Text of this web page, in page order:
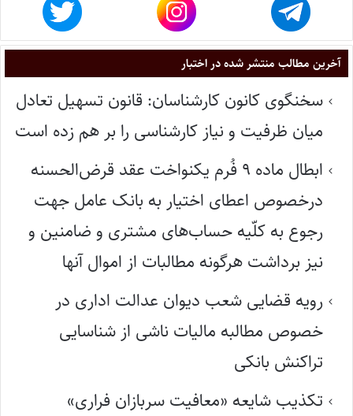
آخرین مطالب منتشر شده در اختبار
سخنگوی کانون کارشناسان: قانون تسهیل تعادل
میان ظرفیت و نیاز کارشناسی را بر هم زده است
ابطال ماده ۹ فُرم یکنواخت عقد قرض‌الحسنه
درخصوص اعطای اختیار به بانک عامل جهت
رجوع به کلّیه حساب‌های مشتری و ضامنین و
نیز برداشت هرگونه مطالبات از اموال آنها
رویه قضایی شعب دیوان عدالت اداری در
خصوص مطالبه مالیات ناشی از شناسایی
تراکنش بانکی
تکذیب شایعه «معافیت سربازان فراری»